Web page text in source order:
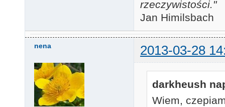
rzeczywistości."
Jan Himilsbach
nena 2013-03-28
darkheush
Wiem,